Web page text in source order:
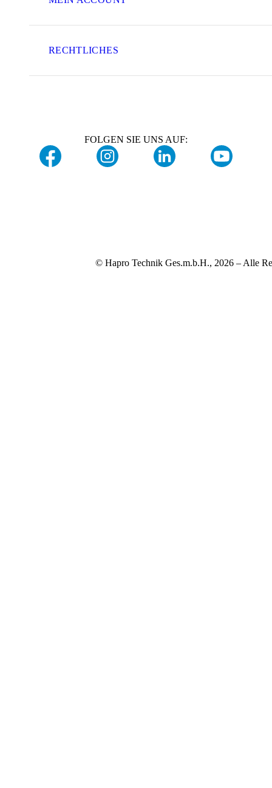
RECHTLICHES
FOLGEN SIE UNS AUF:
© Hapro Technik Ges.m.b.H., 2026 – Alle